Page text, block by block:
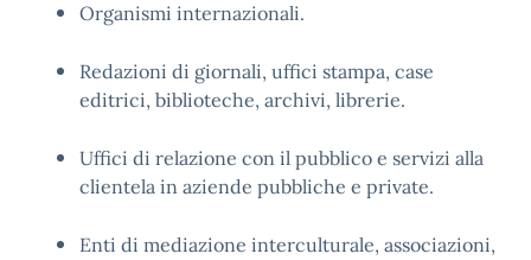
Organismi internazionali.
Redazioni di giornali, uffici stampa, case
editrici, biblioteche, archivi, librerie.
Uffici di relazione con il pubblico e servizi alla
clientela in aziende pubbliche e private.
Enti di mediazione interculturale, associazioni,